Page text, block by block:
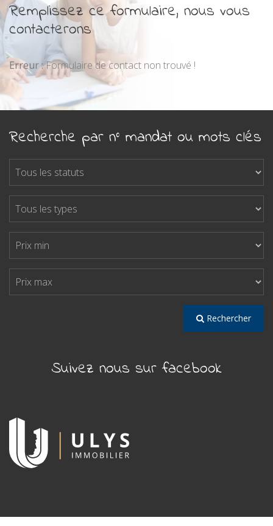
Remplissez ce formulaire, nous vous
contacterons
Erreur :Formulaire de contact non trouvé !
Recherche par n° mandat ou mots clés
Rechercher
Suivez nous sur facebook